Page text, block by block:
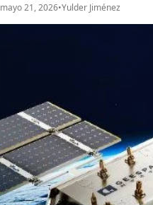
mayo 21, 2026•Yulder Jiménez